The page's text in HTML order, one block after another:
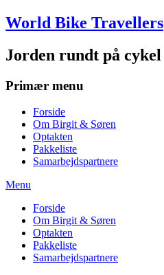
Skip
to
World Bike Travellers
Jorden rundt på cykel
Primær menu
Forside
Om Birgit & Søren
Optakten
Pakkeliste
Samarbejdspartnere
Menu
Forside
Om Birgit & Søren
Optakten
Pakkeliste
Samarbejdspartnere